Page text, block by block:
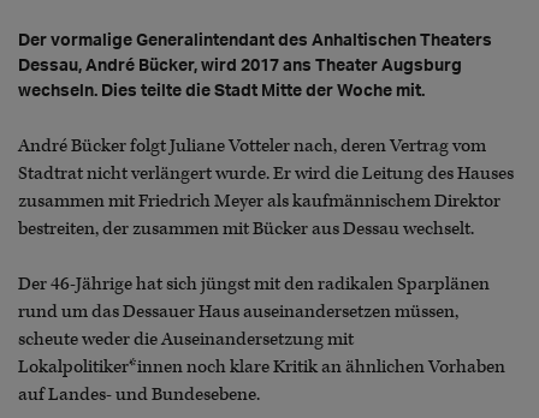
Der vormalige Generalintendant des Anhaltischen Theaters
Dessau, André Bücker, wird 2017 ans Theater Augsburg
wechseln. Dies teilte die Stadt Mitte der Woche mit.
André Bücker folgt Juliane Votteler nach, deren Vertrag vom
Stadtrat nicht verlängert wurde. Er wird die Leitung des Hauses
zusammen mit Friedrich Meyer als kaufmännischem Direktor
bestreiten, der zusammen mit Bücker aus Dessau wechselt.
Der 46-Jährige hat sich jüngst mit den radikalen Sparplänen
rund um das Dessauer Haus auseinandersetzen müssen,
scheute weder die Auseinandersetzung mit
Lokalpolitiker*innen noch klare Kritik an ähnlichen Vorhaben
auf Landes- und Bundesebene.